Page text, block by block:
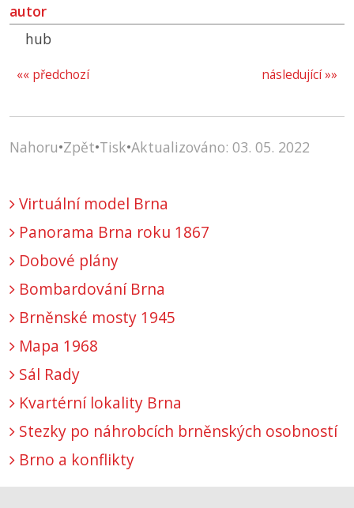
autor
hub
následující »»
«« předchozí
Nahoru•Zpět•Tisk•Aktualizováno: 03. 05. 2022
Virtuální model Brna
Panorama Brna roku 1867
Dobové plány
Bombardování Brna
Brněnské mosty 1945
Mapa 1968
Sál Rady
Kvartérní lokality Brna
Stezky po náhrobcích brněnských osobností
Brno a konflikty